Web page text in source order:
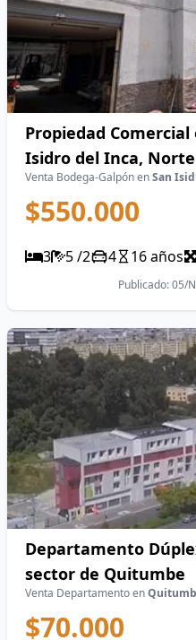
Propiedad
Isidro del Inca,
Venta Bodega-Galpón enSan
$550.000
3 5 /2 4 16 años
Publicado: 05/
Departamento
sector de Quitumbe
Venta Departamento en
$70.000